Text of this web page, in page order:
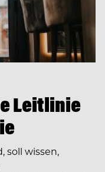
Leitlinie
soll wissen,